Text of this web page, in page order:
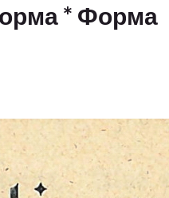
* Форма